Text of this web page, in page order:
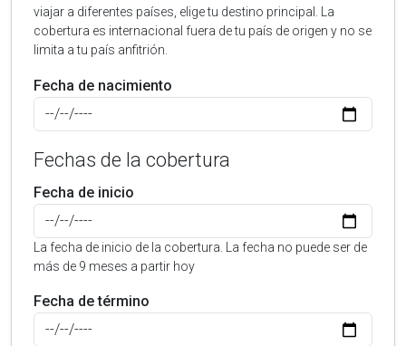
viajar a diferentes países, elige tu destino principal. La
cobertura es internacional fuera de tu país de origen y no se
limita a tu país anfitrión.
Fecha de nacimiento
Fechas de la cobertura
Fecha de inicio
La fecha de inicio de la cobertura. La fecha no puede ser de
más de 9 meses a partir hoy
Fecha de término